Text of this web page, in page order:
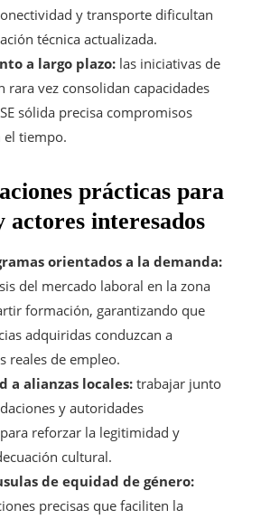
y transporte dificultan
técnica actualizada.
a largo plazo: las iniciativas de
rara vez consolidan capacidades
sólida precisa compromisos
el tiempo.
prácticas para
actores interesados
orientados a la demanda:
del mercado laboral en la zona
formación, garantizando que
adquiridas conduzcan a
reales de empleo.
a alianzas locales: trabajar junto
y autoridades
reforzar la legitimidad y
cultural.
de equidad de género:
precisas que faciliten la